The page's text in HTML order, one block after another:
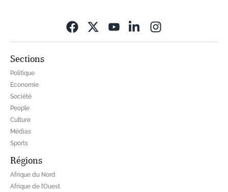
Sections
Politique
Economie
Société
People
Culture
Médias
Sports
Régions
Afrique du Nord
Afrique de l’Ouest